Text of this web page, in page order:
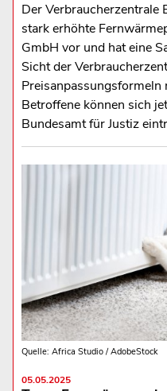
Der Verbraucherzentrale
stark erhöhte
GmbH vor und hat eine
Sicht der
Betroffene können sich
Bundesamt für Justiz
Quelle: Africa Studio / AdobeStock
05.05.2025